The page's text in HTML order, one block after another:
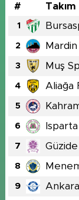
# Takım
1
2 Mardin
3 Muş
4 Aliağa
5
6
7
8
9